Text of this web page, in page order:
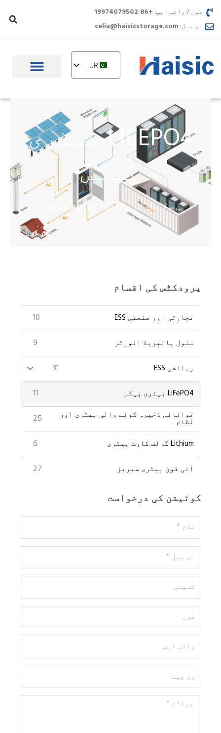
مواد
پر
جائیں
فون / واٹس ایپ: +86 19974079502
ای میل: celia@haisicstorage.com
UR
EN
TR
IT
RU
AR
PL
NL
LIFEPO4 بیٹری
پیکس
ہوم/مصنوعات/ LiFePO4 Battery Packs
پرودکٹس کی اقسام
تجارتی اور صنعتی ESS 10
سنول ہائبریڈ انورٹر 9
رہائشی ESS 31
LiFePO4 بیٹری پیکس 11
توانائی ذخیرہ کرنے والی بیٹری اور
نظام 25
Lithium گالف کارٹ بیٹری 6
آئی فون بیٹری سیریز 27
کوٹیشن کی درخواست
نام
*
ای
میل
* کمپنی
فون
واٹس
ایپ
چیٹ
پیغام